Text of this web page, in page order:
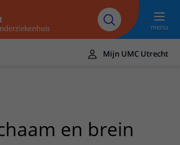
Steun het
WKZ
menu
Mijn UMC Utrecht
en brein